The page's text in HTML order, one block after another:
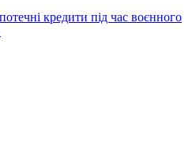
кредити під час воєнного